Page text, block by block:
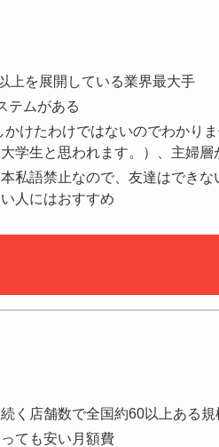
上を展開している業界最大手
テムがある
けたわけではないのでわかりま
学生と思われます。）、主婦層
私語禁止なので、友達はできな
人にはおすすめ
く店舗数で全国約60以上ある規
ても安い月額費